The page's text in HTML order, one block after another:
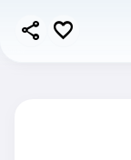
favorite
share